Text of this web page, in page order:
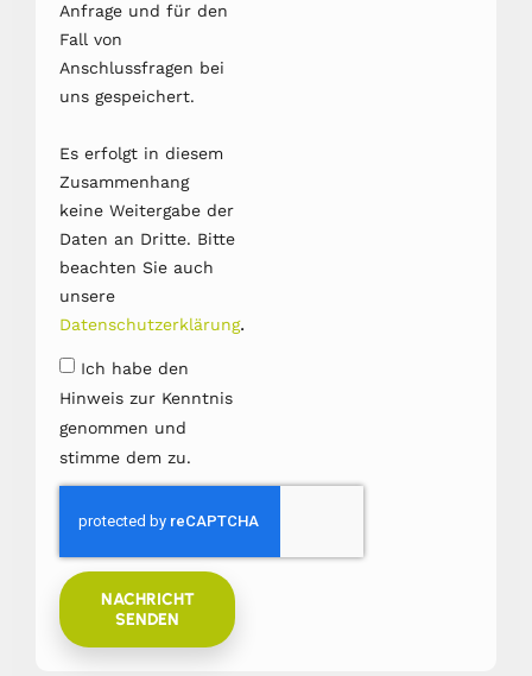
Anfrage und für den
Fall von
Anschlussfragen bei
uns gespeichert.
Es erfolgt in diesem
Zusammenhang
keine Weitergabe der
Daten an Dritte. Bitte
beachten Sie auch
unsere
Datenschutzerklärung.
Ich habe den
Hinweis zur Kenntnis
genommen und
stimme dem zu.
NACHRICHT
SENDEN